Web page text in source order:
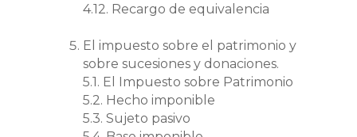
4.12. Recargo de equivalencia
El impuesto sobre el patrimonio y
sobre sucesiones y donaciones.
5.1. El Impuesto sobre Patrimonio
5.2. Hecho imponible
5.3. Sujeto pasivo